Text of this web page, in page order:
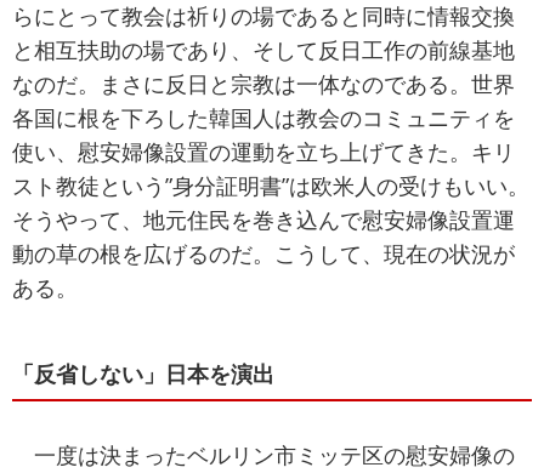
らにとって教会は祈りの場であると同時に情報交換
と相互扶助の場であり、そして反日工作の前線基地
なのだ。まさに反日と宗教は一体なのである。世界
各国に根を下ろした韓国人は教会のコミュニティを
使い、慰安婦像設置の運動を立ち上げてきた。キリ
スト教徒という”身分証明書”は欧米人の受けもいい。
そうやって、地元住民を巻き込んで慰安婦像設置運
動の草の根を広げるのだ。こうして、現在の状況が
ある。
「反省しない」日本を演出
一度は決まったベルリン市ミッテ区の慰安婦像の